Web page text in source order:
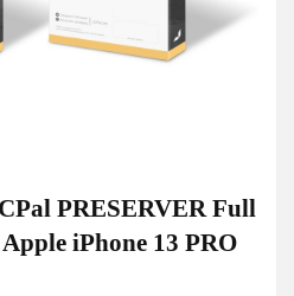
PRESERVER Full
iPhone 13 PRO